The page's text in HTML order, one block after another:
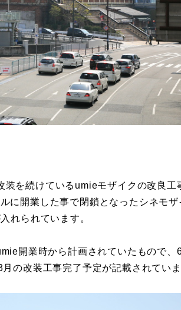
を続けているumieモザイクの改良工
に開業した事で閉鎖となったシネモ
れられています。
開業時から計画されていたもので、
の改装工事完了予定が記載されていま